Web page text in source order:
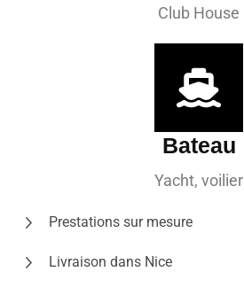
Club House
Bateau
Yacht, voilier
Prestations sur mesure
Livraison dans Nice